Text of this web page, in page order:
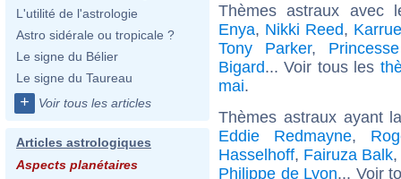
L'utilité de l'astrologie
Astro sidérale ou tropicale ?
Le signe du Bélier
Le signe du Taureau
+ Voir tous les articles
Articles astrologiques
Aspects planétaires
Thèmes astraux avec
Enya, Nikki Reed,
Tony Parker,
Bigard... Voir tous les
mai.
Thèmes astraux ayant
Eddie Redmayne,
Hasselhoff, Fairuza Balk
Philippe de Lyon... Voir